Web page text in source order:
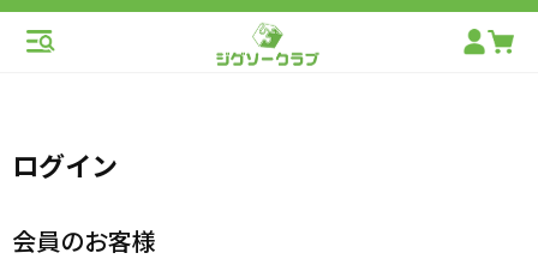
ログイン
会員のお客様